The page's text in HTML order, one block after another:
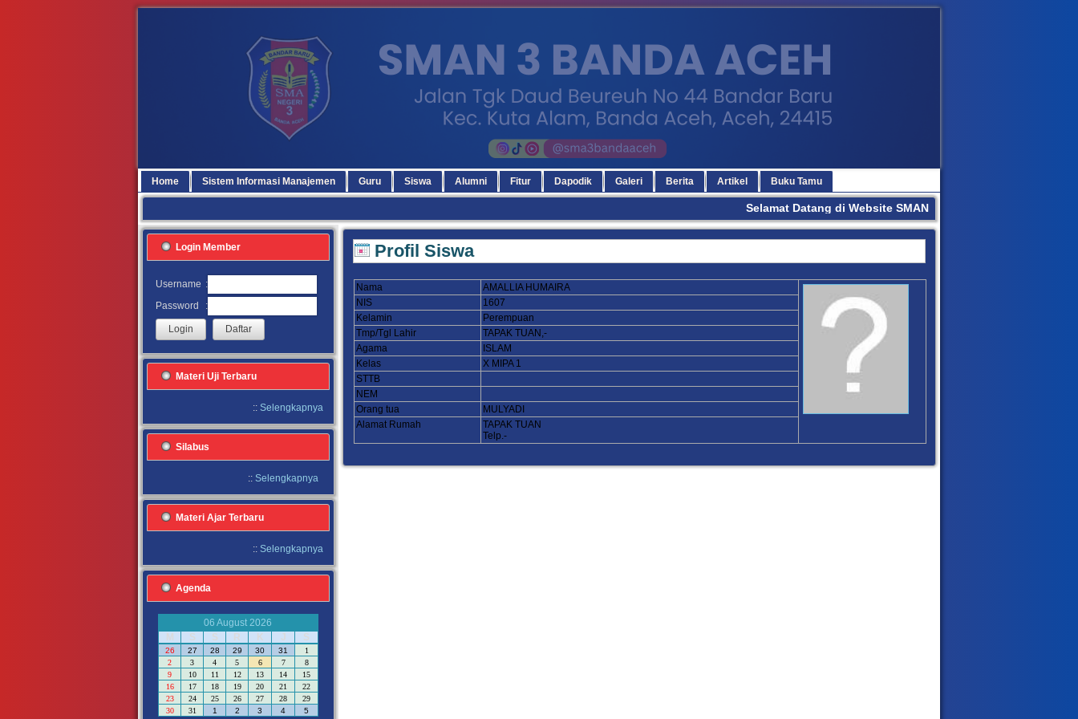
Home Sistem Informasi Manajemen Guru Siswa Alumni Fitur Dapodik Galeri Berita Artikel Buku Tamu
Selamat Datang di Website SMAN 3 BANDA ACEH. Terima
Login Member
Username :
Password
:
Materi Uji Terbaru
:: Selengkapnya
Silabus
:: Selengkapnya
Materi Ajar Terbaru
:: Selengkapnya
Agenda
06 August 2026
M
S S R K J S
26 27 28 29 30 31
1
2
3 4 5 6 7
8
9
10 11 12 13 14
15
16
17 18 19 20 21
22
23
24 25 26 27 28
29
30
31 1 2 3 4 5
Profil Siswa
Nama
AMALLIA HUMAIRA
NIS
1607
Kelamin
Perempuan
Tmp/Tgl Lahir
TAPAK TUAN,-
Agama
ISLAM
Kelas
X MIPA 1
STTB
NEM
Orang tua
MULYADI
Alamat Rumah
TAPAK TUAN
Telp.-